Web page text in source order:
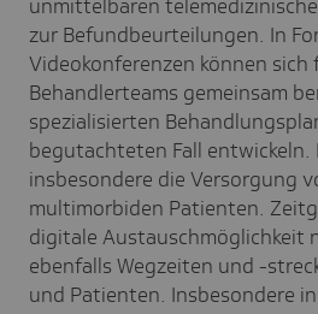
unmittelbaren
zur Befundbeurteilungen. In
Videokonferenzen können
Behandlerteams gemeinsam
spezialisierten
begutachteten Fall entwickeln.
insbesondere die Versorgung
multimorbiden Patienten.
digitale Austauschmöglichkeit
ebenfalls Wegzeiten und -
und Patienten. Insbesondere